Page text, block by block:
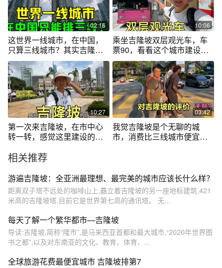
02:16
这世界一线城市，在中国，
只算三线城市？其实吉隆坡
实力很强！
10:06
乘坐吉隆坡双层观光车，车
票90，看看这个城市建设的
怎么样
10:27
第一次来吉隆坡，在市中心
转一转，感觉这里建设的挺
03:42
我觉吉隆坡是个无聊的城
市，消费比三线城市便宜，
相关推荐
游遍吉隆坡：全亚洲最理想、最完美的城市应该长什么样？
距离双子塔不远处的咖啡山上,矗立着吉隆坡的另一座地标建筑,421
米高的吉隆坡塔,目前它是世界第七高的通讯塔。 无...
每天了解一个繁华都市—吉隆坡
导读:吉隆坡,简称“隆市”,是马来西亚首都和最大城市,“2020年世界图
书之都”,以及对东南亚的文化、教育、体育、...
全球旅游花费最便宜城市 吉隆坡排第7